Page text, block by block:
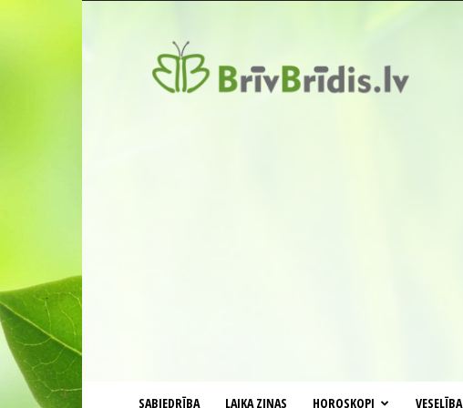
SABIEDRĪBA LAIKA ZIŅAS HOROSKOPI VESELĪBA